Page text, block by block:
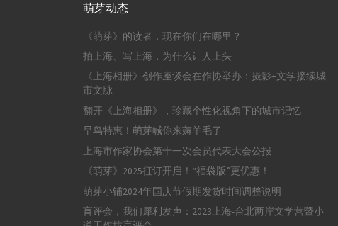
萌芽动态
《萌芽》的读者，现在你们在哪里？
拍上海、写上海，为什么让人上头
《上海相册》创作座谈会在作协举办：摄影+文学接续城
市文脉
翻开《上海相册》，珍藏个性化视角下的城市记忆
早鸟特惠！萌芽喊你来薅羊毛了
上海市作家协会第十一次会员代表大会公报
《萌芽》2025征订开启！“福袋版”更优惠！
萌芽小铺2024年国庆节假期发货时间调整说明
盲评会，我们犀利发声：2023上海-台北两岸文学营暨小